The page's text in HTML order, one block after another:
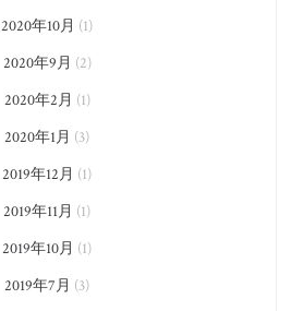
2020年10月 (1)
2020年9月 (2)
2020年2月 (1)
2020年1月 (3)
2019年12月 (1)
2019年11月 (1)
2019年10月 (1)
2019年7月 (3)